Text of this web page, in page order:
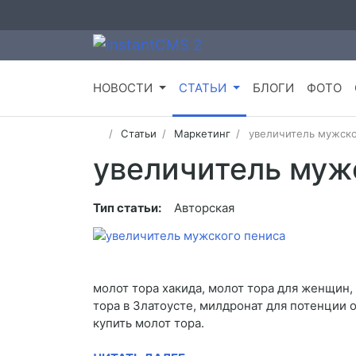
НОВОСТИ СТАТЬИ БЛОГИ ФОТО
Статьи Маркетинг увеличитель
увеличитель
Тип статьи: Авторская
молот тора хакида, молот тора для
тора в Златоусте, милдронат для потенции
купить молот тора.